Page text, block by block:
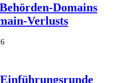
Domains
Verlusts